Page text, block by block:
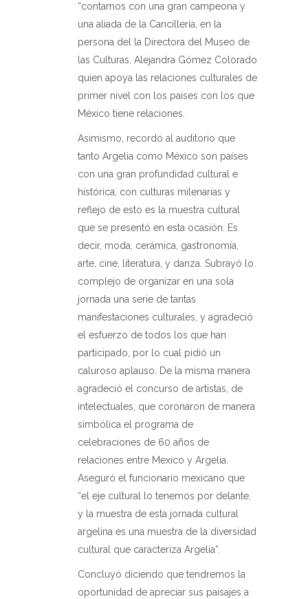
“contamos con una gran campeona y
una aliada de la Cancillería, en la
persona del la Directora del Museo de
las Culturas, Alejandra Gómez Colorado
quien apoya las relaciones culturales de
primer nivel con los países con los que
México tiene relaciones.
Asimismo, recordó al auditorio que
tanto Argelia como México son países
con una gran profundidad cultural e
histórica, con culturas milenarias y
reflejo de esto es la muestra cultural
que se presentó en esta ocasión. Es
decir, moda, cerámica, gastronomía,
arte, cine, literatura, y danza. Subrayó lo
complejo de organizar en una sola
jornada una serie de tantas
manifestaciones culturales, y agradeció
el esfuerzo de todos los que han
participado, por lo cual pidió un
caluroso aplauso. De la misma manera
agradeció el concurso de artistas, de
intelectuales, que coronaron de manera
simbólica el programa de
celebraciones de 60 años de
relaciones entre Mexico y Argelia.
Aseguró el funcionario mexicano que
“el eje cultural lo tenemos por delante,
y la muestra de esta jornada cultural
argelina es una muestra de la diversidad
cultural que caracteriza Argelia”.
Concluyó diciendo que tendremos la
oportunidad de apreciar sus paisajes a